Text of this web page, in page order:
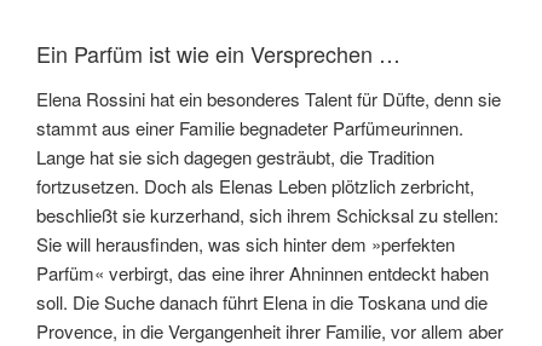
Ein Parfüm ist wie ein Versprechen …
Elena Rossini hat ein besonderes Talent für Düfte, denn sie
stammt aus einer Familie begnadeter Parfümeurinnen.
Lange hat sie sich dagegen gesträubt, die Tradition
fortzusetzen. Doch als Elenas Leben plötzlich zerbricht,
beschließt sie kurzerhand, sich ihrem Schicksal zu stellen:
Sie will herausfinden, was sich hinter dem »perfekten
Parfüm« verbirgt, das eine ihrer Ahninnen entdeckt haben
soll. Die Suche danach führt Elena in die Toskana und die
Provence, in die Vergangenheit ihrer Familie, vor allem aber